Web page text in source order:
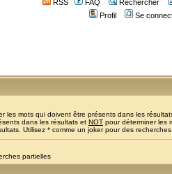
RSS FAQ
Rechercher
Profil
Se
les mots qui doivent être présents dans les
dans les résultats et NOT pour déterminer les
Utilisez * comme un joker pour des
partielles